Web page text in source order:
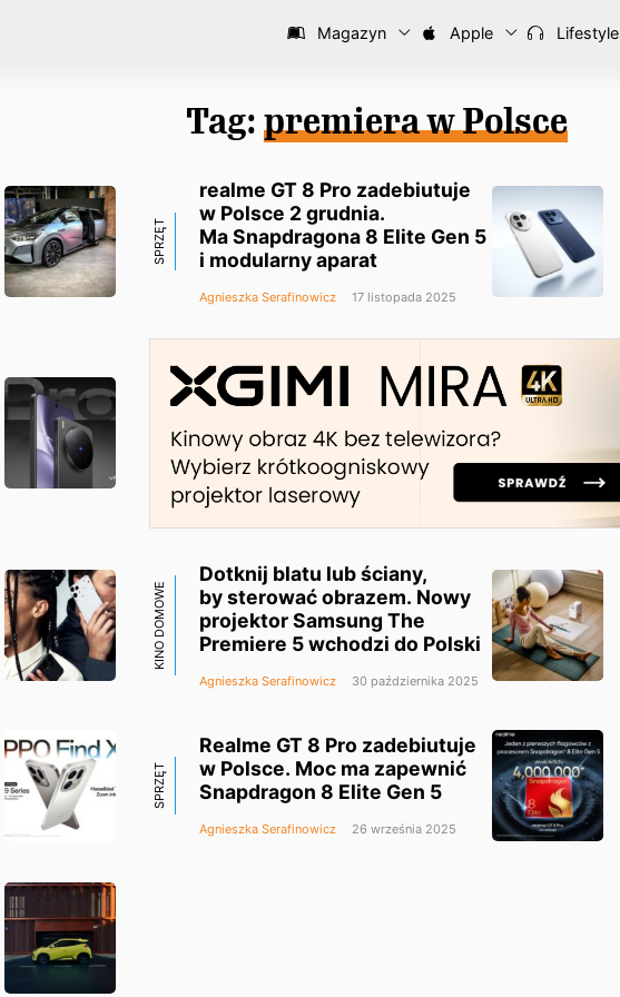
Magazyn Apple Lifestyle
Tag: premiera w Polsce
SPRZĘT
realme GT 8 Pro zadebiutuje
w Polsce 2 grudnia.
Ma Snapdragona 8 Elite Gen 5
i modularny aparat
Agnieszka Serafinowicz 17 listopada 2025
KINO DOMOWE
Dotknij blatu lub ściany,
by sterować obrazem. Nowy
projektor Samsung The
Premiere 5 wchodzi do Polski
Agnieszka Serafinowicz 30 października 2025
SPRZĘT
Realme GT 8 Pro zadebiutuje
w Polsce. Moc ma zapewnić
Snapdragon 8 Elite Gen 5
Agnieszka Serafinowicz 26 września 2025